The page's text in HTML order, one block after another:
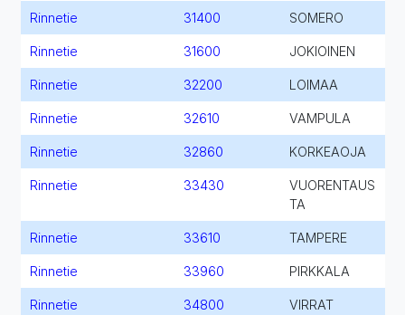
Rinnetie 31400 SOMERO
Rinnetie 31600 JOKIOINEN
Rinnetie 32200 LOIMAA
Rinnetie 32610 VAMPULA
Rinnetie 32860 KORKEAOJA
Rinnetie 33430
VUORENTAUS
TA
Rinnetie 33610 TAMPERE
Rinnetie 33960 PIRKKALA
Rinnetie 34800 VIRRAT